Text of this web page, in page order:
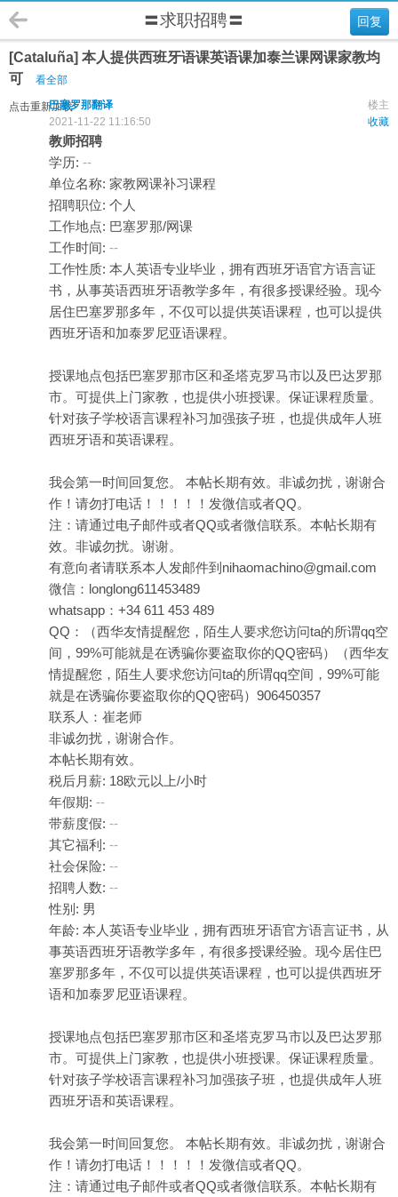
回复
〓求职招聘〓
[Cataluña] 本人提供西班牙语课英语课加泰兰课网课家教均
可
看全部
点击重新加载 楼主
巴塞罗那翻译
收藏
2021-11-22 11:16:50
教师招聘
学历: --
单位名称: 家教网课补习课程
招聘职位: 个人
工作地点: 巴塞罗那/网课
工作时间: --
工作性质: 本人英语专业毕业，拥有西班牙语官方语言证
书，从事英语西班牙语教学多年，有很多授课经验。现今
居住巴塞罗那多年，不仅可以提供英语课程，也可以提供
西班牙语和加泰罗尼亚语课程。
授课地点包括巴塞罗那市区和圣塔克罗马市以及巴达罗那
市。可提供上门家教，也提供小班授课。保证课程质量。
针对孩子学校语言课程补习加强孩子班，也提供成年人班
西班牙语和英语课程。
我会第一时间回复您。 本帖长期有效。非诚勿扰，谢谢合
作！请勿打电话！！！！！发微信或者QQ。
注：请通过电子邮件或者QQ或者微信联系。本帖长期有
效。非诚勿扰。谢谢。
有意向者请联系本人发邮件到nihaomachino@gmail.com
微信：longlong611453489
whatsapp：+34 611 453 489
QQ：（西华友情提醒您，陌生人要求您访问ta的所谓qq空
间，99%可能就是在诱骗你要盗取你的QQ密码）（西华友
情提醒您，陌生人要求您访问ta的所谓qq空间，99%可能
就是在诱骗你要盗取你的QQ密码）906450357
联系人：崔老师
非诚勿扰，谢谢合作。
本帖长期有效。
税后月薪: 18欧元以上/小时
年假期: --
带薪度假: --
其它福利: --
社会保险: --
招聘人数: --
性别: 男
年龄: 本人英语专业毕业，拥有西班牙语官方语言证书，从
事英语西班牙语教学多年，有很多授课经验。现今居住巴
塞罗那多年，不仅可以提供英语课程，也可以提供西班牙
语和加泰罗尼亚语课程。
授课地点包括巴塞罗那市区和圣塔克罗马市以及巴达罗那
市。可提供上门家教，也提供小班授课。保证课程质量。
针对孩子学校语言课程补习加强孩子班，也提供成年人班
西班牙语和英语课程。
我会第一时间回复您。 本帖长期有效。非诚勿扰，谢谢合
作！请勿打电话！！！！！发微信或者QQ。
注：请通过电子邮件或者QQ或者微信联系。本帖长期有